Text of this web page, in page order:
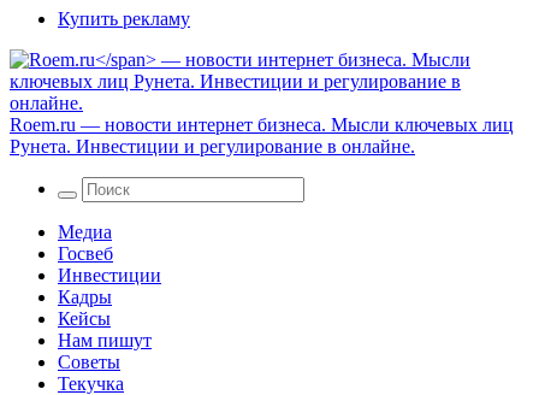
Купить рекламу
Roem.ru — новости интернет бизнеса. Мысли ключевых лиц
Рунета. Инвестиции и регулирование в онлайне.
Медиа
Госвеб
Инвестиции
Кадры
Кейсы
Нам пишут
Советы
Текучка